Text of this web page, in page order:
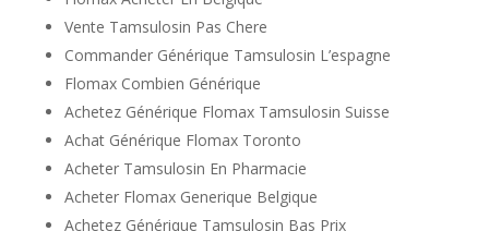
Vente Tamsulosin Pas Chere
Commander Générique Tamsulosin L’espagne
Flomax Combien Générique
Achetez Générique Flomax Tamsulosin Suisse
Achat Générique Flomax Toronto
Acheter Tamsulosin En Pharmacie
Acheter Flomax Generique Belgique
Achetez Générique Tamsulosin Bas Prix